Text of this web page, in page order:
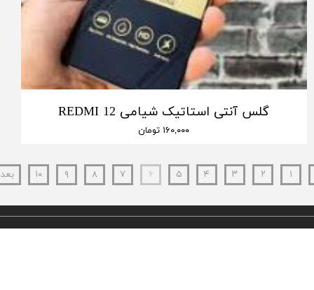
گلس آنتی استاتیک شیامی REDMI 12
۱۶۰,۰۰۰ تومان
۱ ۲ ۳ ۴ ۵ ۶ ۷ ۸ ۹ ۱۰